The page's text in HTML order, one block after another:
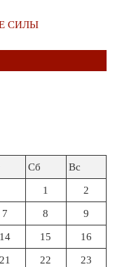
СИЛЫ
Сб Вс
1 2
7 8 9
14 15 16
21 22 23